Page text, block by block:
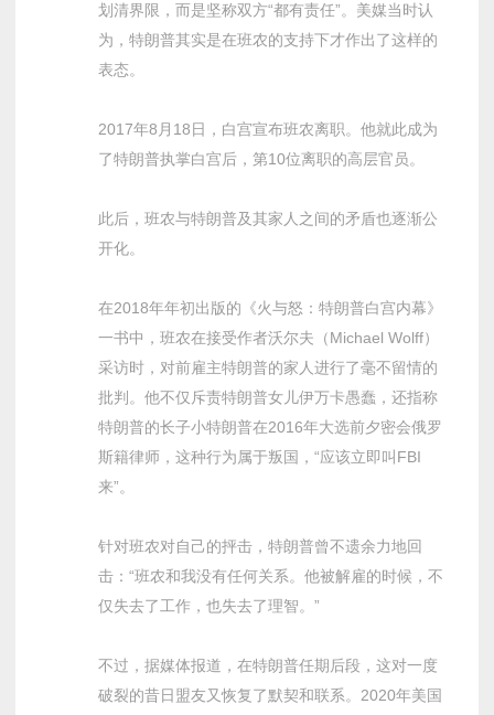
划清界限，而是坚称双方“都有责任”。美媒当时认
为，特朗普其实是在班农的支持下才作出了这样的
表态。
2017年8月18日，白宫宣布班农离职。他就此成为
了特朗普执掌白宫后，第10位离职的高层官员。
此后，班农与特朗普及其家人之间的矛盾也逐渐公
开化。
在2018年年初出版的《火与怒：特朗普白宫内幕》
一书中，班农在接受作者沃尔夫（Michael Wolff）
采访时，对前雇主特朗普的家人进行了毫不留情的
批判。他不仅斥责特朗普女儿伊万卡愚蠢，还指称
特朗普的长子小特朗普在2016年大选前夕密会俄罗
斯籍律师，这种行为属于叛国，“应该立即叫FBI
来”。
针对班农对自己的抨击，特朗普曾不遗余力地回
击：“班农和我没有任何关系。他被解雇的时候，不
仅失去了工作，也失去了理智。”
不过，据媒体报道，在特朗普任期后段，这对一度
破裂的昔日盟友又恢复了默契和联系。2020年美国